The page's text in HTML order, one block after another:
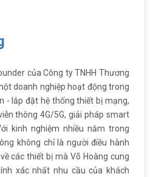
của Công ty TNHH Thương
doanh nghiệp hoạt động trong
- lắp đặt hệ thống thiết bị mạng,
thông 4G/5G, giải pháp smart
kinh nghiệm nhiều năm trong
không chỉ là người điều hành
các thiết bị mà Võ Hoàng cung
xác nhất nhu cầu của khách